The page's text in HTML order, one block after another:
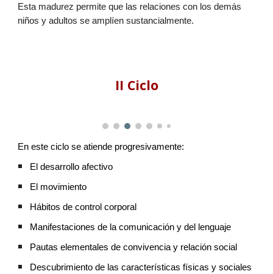
Esta madurez permite que las relaciones con los demás
niños y adultos se amplíen sustancialmente.
II Ciclo
En este ciclo se atiende progresivamente:
E l desarrollo afectivo
E l movimiento
Hábitos de control corporal
Manifestaciones de la comunicación y del lenguaje
Pautas elementales de convivencia y relación social
Descubrimiento de las características físicas y sociales